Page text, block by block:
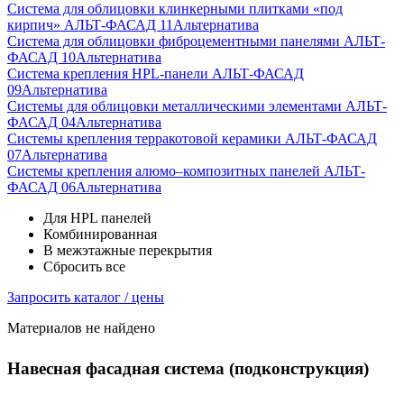
Система для облицовки клинкерными плитками «под
кирпич» АЛЬТ-ФАСАД 11 Альтернатива
Система для облицовки фиброцементными панелями АЛЬТ-
ФАСАД 10Альтернатива
Система крепления HPL-панели АЛЬТ-ФАСАД
09Альтернатива
Системы для облицовки металлическими элементами АЛЬТ-
ФАСАД 04Альтернатива
Системы крепления терракотовой керамики АЛЬТ-ФАСАД
07Альтернатива
Cистемы крепления алюмо–композитных панелей АЛЬТ-
ФАСАД 06Альтернатива
Для HPL панелей
Комбинированная
В межэтажные перекрытия
Сбросить все
Запросить каталог / цены
Материалов не найдено
Навесная фасадная система (подконструкция)